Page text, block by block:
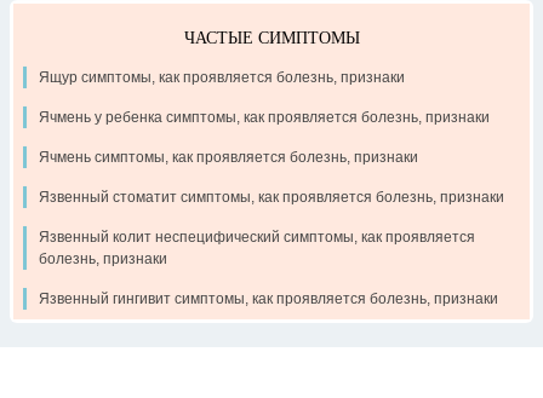
ЧАСТЫЕ СИМПТОМЫ
Ящур симптомы, как проявляется болезнь, признаки
Ячмень у ребенка симптомы, как проявляется болезнь, признаки
Ячмень симптомы, как проявляется болезнь, признаки
Язвенный стоматит симптомы, как проявляется болезнь, признаки
Язвенный колит неспецифический симптомы, как проявляется
болезнь, признаки
Язвенный гингивит симптомы, как проявляется болезнь, признаки